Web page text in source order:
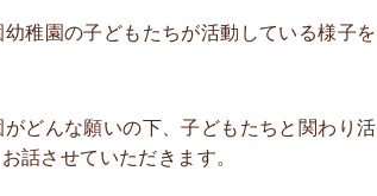
稚園の子どもたちが活動している様子を
どんな願いの下、子どもたちと関わり活
話させていただきます。